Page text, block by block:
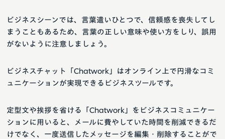
ビジネスシーンでは、言葉遣いひとつで、信頼感を喪失してし
まうこともあるため、言葉の正しい意味や使い方をしり、誤用
がないように注意しましょう。
ビジネスチャット「Chatwork」はオンライン上で円滑なコミ
ュニケーションが実現できるビジネスツールです。
定型文や挨拶を省ける「Chatwork」をビジネスコミュニケー
ションに用いると、メールに費やしていた時間を削減できるだ
けでなく、一度送信したメッセージを編集・削除することがで